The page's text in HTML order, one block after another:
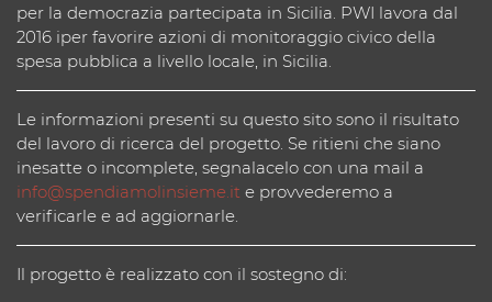
per la democrazia partecipata in Sicilia. PWI lavora dal
2016 iper favorire azioni di monitoraggio civico della
spesa pubblica a livello locale, in Sicilia.
Le informazioni presenti su questo sito sono il risultato
del lavoro di ricerca del progetto. Se ritieni che siano
inesatte o incomplete, segnalacelo con una mail a
info@spendiamolinsieme.it e provvederemo a
verificarle e ad aggiornarle.
Il progetto è realizzato con il sostegno di: